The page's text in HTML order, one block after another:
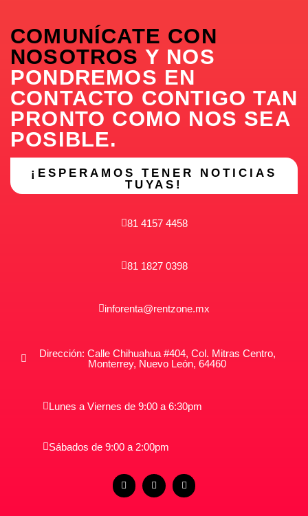
COMUNÍCATE CON
NOSOTROS Y NOS
PONDREMOS EN
CONTACTO CONTIGO TAN
PRONTO COMO NOS SEA
POSIBLE.
¡ESPERAMOS TENER NOTICIAS
TUYAS!
81 4157 4458
81 1827 0398
inforenta@rentzone.mx
Dirección: Calle Chihuahua #404, Col. Mitras Centro,
Monterrey, Nuevo León, 64460
Lunes a Viernes de 9:00 a 6:30pm
Sábados de 9:00 a 2:00pm